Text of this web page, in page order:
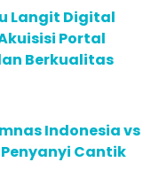
Langit Digital
Portal
Berkualitas
Indonesia vs
Cantik